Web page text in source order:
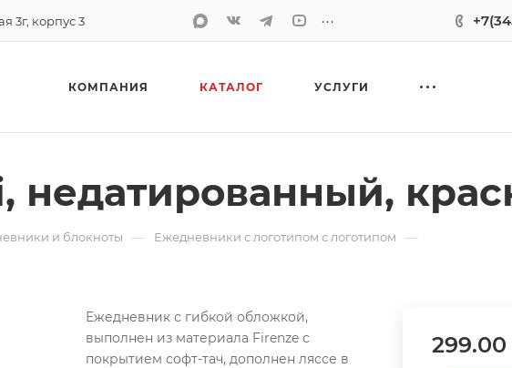
3г, корпус 3 ...
КОМПАНИЯ КАТАЛОГ УСЛУГИ
недатированный,
и блокноты — Ежедневники с логотипом с логотипом —
299.00
Ежедневник с гибкой обложкой,
выполнен из материала Firenze с
покрытием софт-тач, дополнен ляссе в